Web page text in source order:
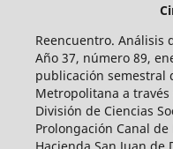
Reencuentro. Análisis
Año 37, número 89,
publicación semestral
Metropolitana a
División de Ciencias
Prolongación Canal